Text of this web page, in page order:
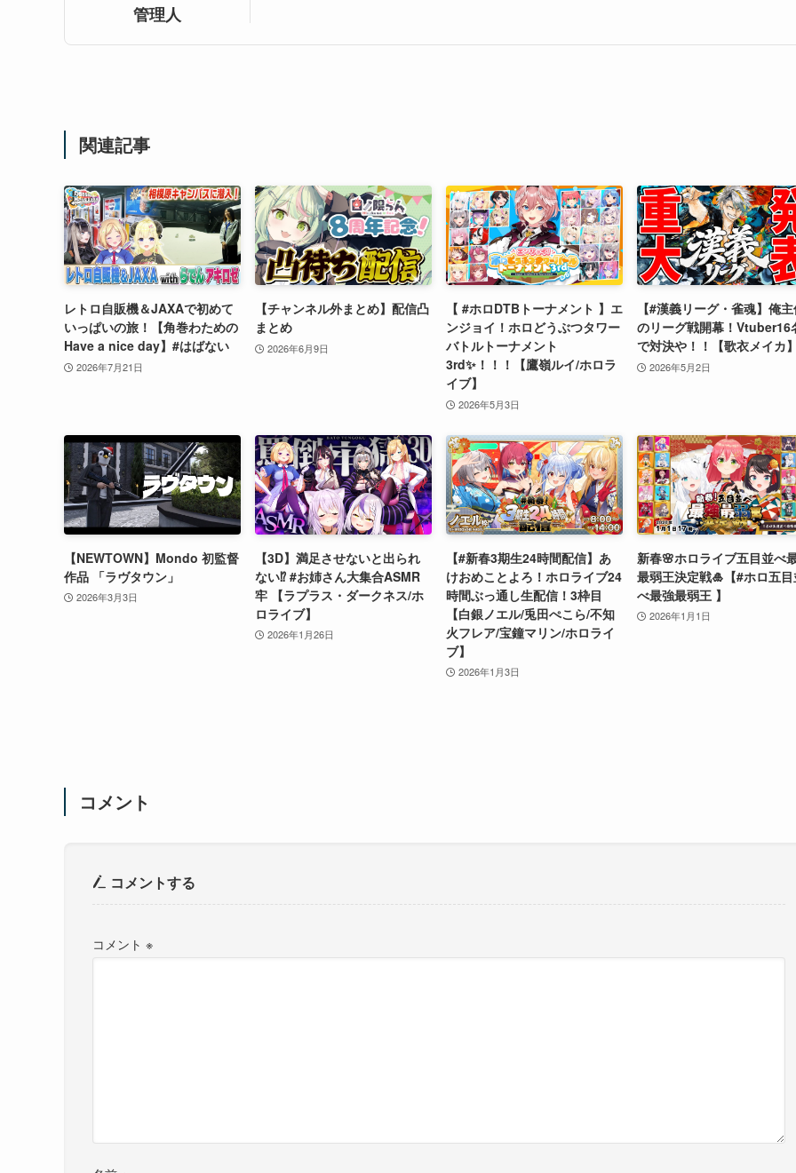
管理人
関連記事
レトロ自販機＆JAXAで初めて
いっぱいの旅！【角巻わための
Have a nice day】#はばない
2026年7月21日
【チャンネル外まとめ】配信凸
まとめ
2026年6月9日
【 #ホロDTBトーナメント 】エ
ンジョイ！ホロどうぶつタワー
バトルトーナメント
3rd✨！！！【鷹嶺ルイ/ホロラ
イブ】
2026年5月3日
【#漢義リーグ・雀魂】俺
のリーグ戦開幕！Vtuber16
で対決や！！【歌衣メイカ
2026年5月2日
【NEWTOWN】Mondo 初監督
作品 「ラヴタウン」
2026年3月3日
【3D】満足させないと出られ
ない⁉ #お姉さん大集合ASMR
牢 【ラプラス・ダークネス/ホ
ロライブ】
2026年1月26日
【#新春3期生24時間配信】あ
けおめことよろ！ホロライブ24
時間ぶっ通し生配信！3枠目
【白銀ノエル/兎田ぺこら/不知
火フレア/宝鐘マリン/ホロライ
ブ】
2026年1月3日
新春🌸ホロライブ五目並べ
最弱王決定戦🎍【#ホロ五
べ最強最弱王 】
2026年1月1日
コメント
コメントする
コメント ※